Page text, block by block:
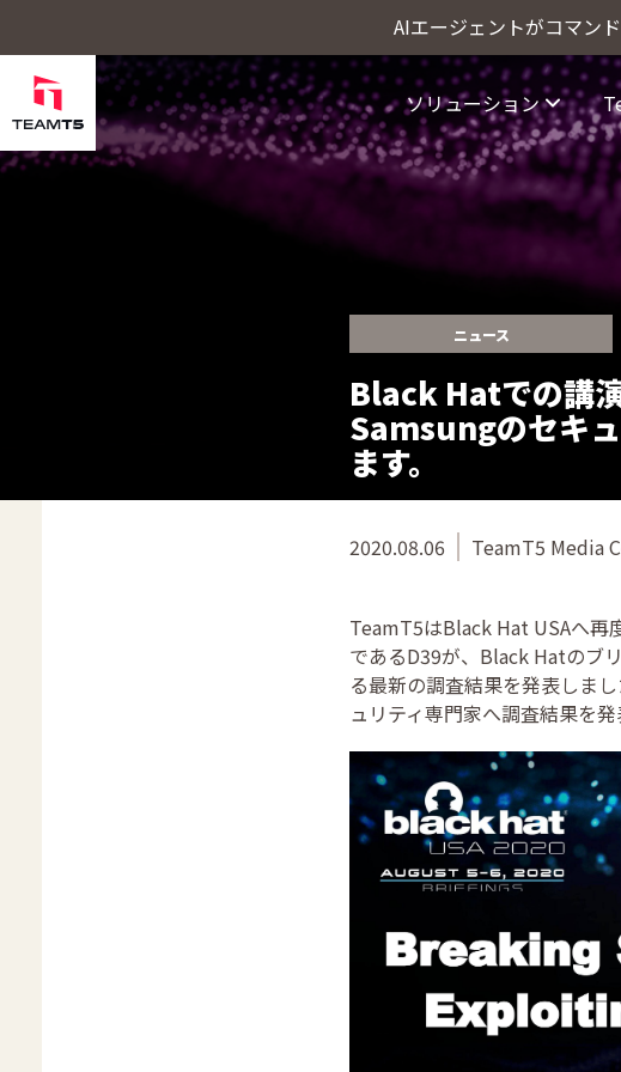
AIエージェントがコマン
ソリューション
ニュース
Black Hatでの講
Samsungのセキ
ます。
2020.08.06 TeamT5 Media
TeamT5はBlack Hat USAへ再
であるD39が、Black Hatのブ
る最新の調査結果を発表しま
ュリティ専門家へ調査結果を